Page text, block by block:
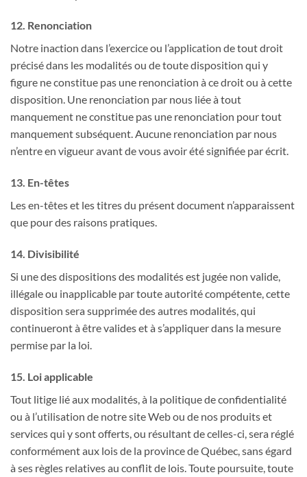
12. Renonciation
Notre inaction dans l’exercice ou l’application de tout droit
précisé dans les modalités ou de toute disposition qui y
figure ne constitue pas une renonciation à ce droit ou à cette
disposition. Une renonciation par nous liée à tout
manquement ne constitue pas une renonciation pour tout
manquement subséquent. Aucune renonciation par nous
n’entre en vigueur avant de vous avoir été signifiée par écrit.
13. En-têtes
Les en-têtes et les titres du présent document n’apparaissent
que pour des raisons pratiques.
14. Divisibilité
Si une des dispositions des modalités est jugée non valide,
illégale ou inapplicable par toute autorité compétente, cette
disposition sera supprimée des autres modalités, qui
continueront à être valides et à s’appliquer dans la mesure
permise par la loi.
15. Loi applicable
Tout litige lié aux modalités, à la politique de confidentialité
ou à l’utilisation de notre site Web ou de nos produits et
services qui y sont offerts, ou résultant de celles-ci, sera réglé
conformément aux lois de la province de Québec, sans égard
à ses règles relatives au conflit de lois. Toute poursuite, toute